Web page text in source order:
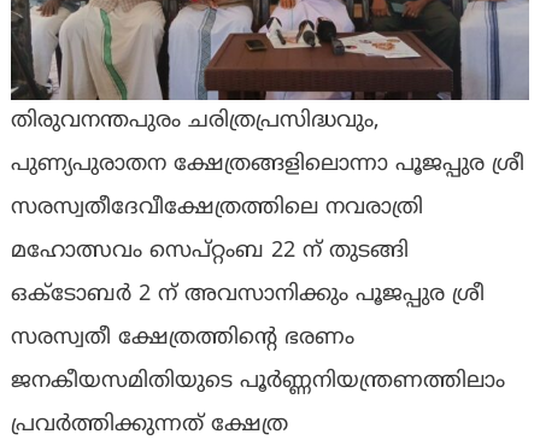
തിരുവനന്തപുരം ചരിത്രപ്രസിദ്ധവും,
പുണ്യപുരാതന ക്ഷേത്രങ്ങളിലൊന്നാ പൂജപ്പുര ശ്രീ
സരസ്വതീദേവീക്ഷേത്രത്തിലെ നവരാത്രി
മഹോത്സവം സെപ്റ്റംബ 22 ന് തുടങ്ങി
ഒക്ടോബർ 2 ന് അവസാനിക്കും പൂജപ്പുര ശ്രീ
സരസ്വതീ ക്ഷേത്രത്തിന്റെ ഭരണം
ജനകീയസമിതിയുടെ പൂർണ്ണനിയന്ത്രണത്തിലാം
പ്രവർത്തിക്കുന്നത് ക്ഷേത്ര